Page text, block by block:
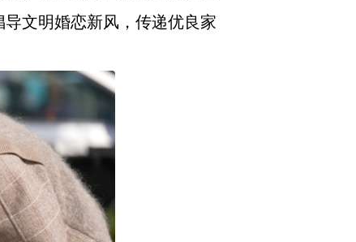
文明婚恋新风，传递优良家